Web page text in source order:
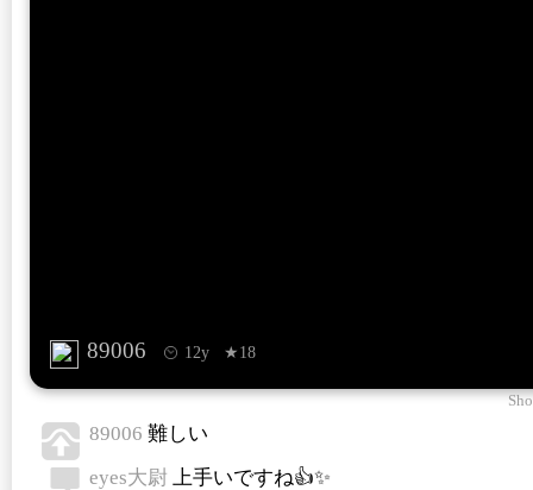
89006 12y ★18
89006 難しい
eyes大尉 上手いですね👍✨